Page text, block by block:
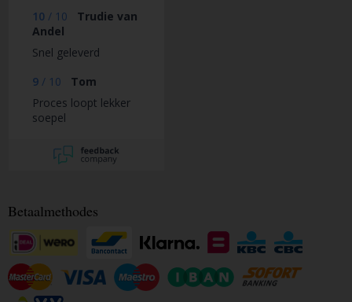
10 / 10
Trudie van
Andel
Snel geleverd
9 / 10
Tom
Proces loopt lekker
soepel
Betaalmethodes